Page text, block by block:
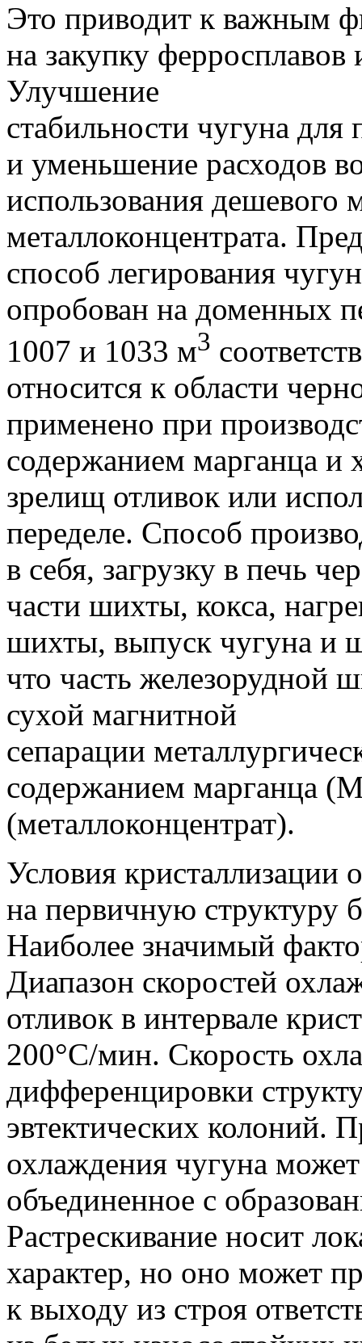
Это приводит к важным
на закупку
Улучшение
стабильности чугуна для
и уменьшение расходов
использования
металлоконцентрата.
способ легирования
опробован на доменных
1007 и 1033 м3
относится к области
применено при
содержанием марганца и
зрелищ отливок или
переделе. Способ
в себя, загрузку в печь
части шихты, кокса,
шихты, выпуск чугуна и
что часть железорудной
сухой магнитной
сепарации
содержанием марганца
(металлоконцентрат).
Условия кристаллизации
на первичную структуру
Наиболее значимый
Диапазон скоростей
отливок в интервале
200°С/мин. Скорость
дифференцировки
эвтектических колоний.
охлаждения чугуна
объединенное с
Растрескивание носит
характер, но оно может
к выходу из строя